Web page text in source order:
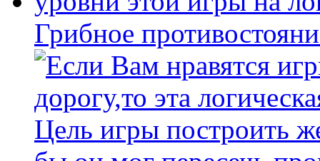
Грибное